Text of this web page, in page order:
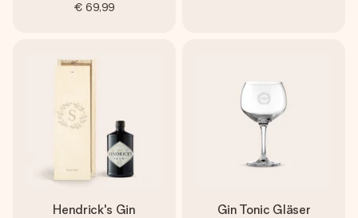
€ 69,99
Hendrick's Gin Gin Tonic Gläser